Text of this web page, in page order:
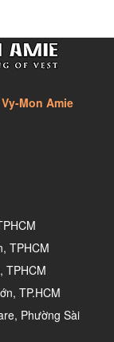
Mon Amie
TPHCM
TPHCM
TP.HCM
Phường Sài